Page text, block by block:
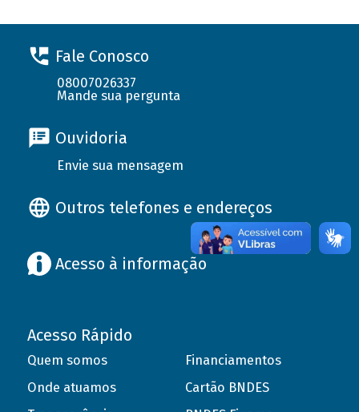
Fale Conosco
08007026337
Mande sua pergunta
Ouvidoria
Envie sua mensagem
Outros telefones e endereços
Acesso à informação
Acesso Rápido
Quem somos
Onde atuamos
Financiamentos
Cartão BNDES